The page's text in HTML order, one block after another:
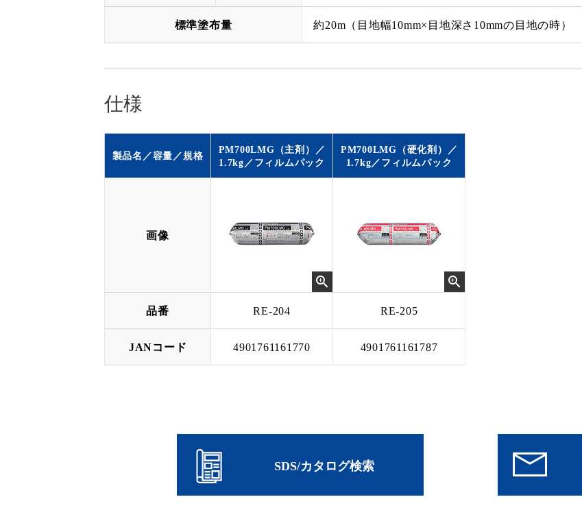
標準塗布量 約20m（目地幅10mm×目地深さ10mmの目地の時）
仕様
製品名／容量／規格
PM700LMG（主剤）／
1.7kg／フィルムパック
PM700LMG（硬化剤）／
1.7kg／フィルムパック
画像
品番 RE-204 RE-205
JANコード 4901761161770 4901761161787
SDS/カタログ検索